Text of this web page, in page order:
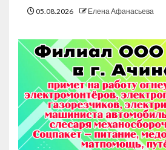
05.08.2026 Елена Афанасьева